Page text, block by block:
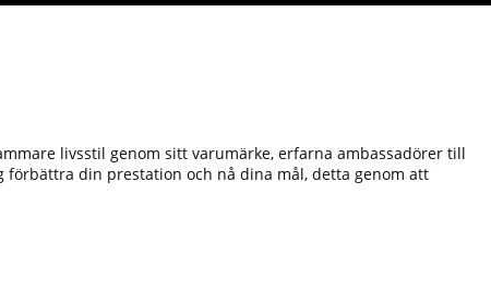
livsstil genom sitt varumärke, erfarna ambassadörer till
din prestation och nå dina mål, detta genom att
toppatleter världen över använder sig av Pro Supps